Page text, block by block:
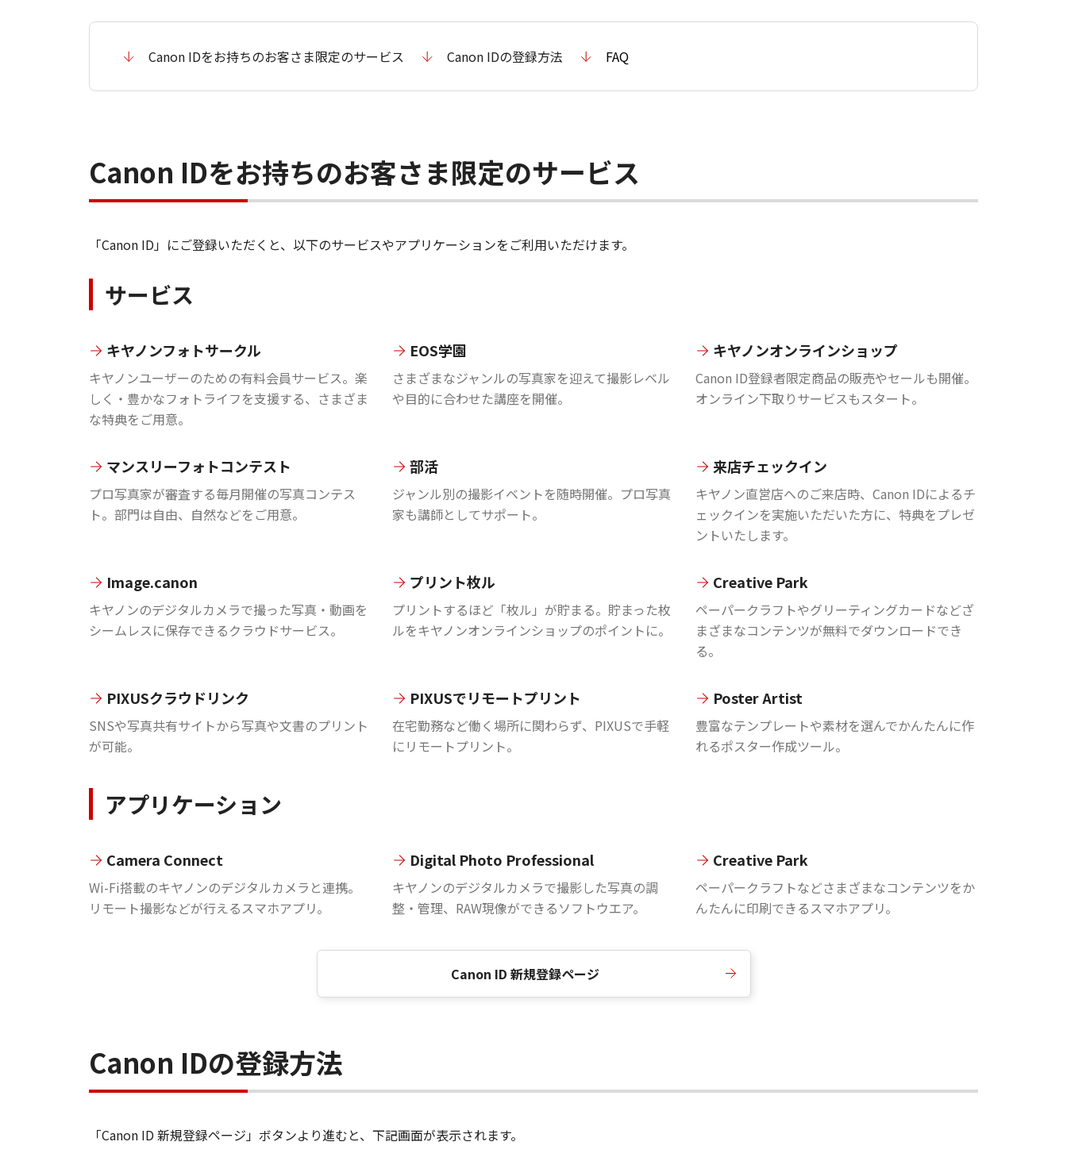
Canon IDをお持ちのお客さま限定のサービス Canon IDの登録方法 FAQ
Canon IDをお持ちのお客さま限定のサービス
「Canon ID」にご登録いただくと、以下のサービスやアプリケーションをご利用いただけます。
サービス
キヤノンフォトサークル
キヤノンユーザーのための有料会員サービス。楽
しく・豊かなフォトライフを支援する、さまざま
な特典をご用意。
EOS学園
さまざまなジャンルの写真家を迎えて撮影レベル
や目的に合わせた講座を開催。
キヤノンオンラインショップ
Canon ID登録者限定商品の販売やセールも開催。
オンライン下取りサービスもスタート。
マンスリーフォトコンテスト
プロ写真家が審査する毎月開催の写真コンテス
ト。部門は自由、自然などをご用意。
部活
ジャンル別の撮影イベントを随時開催。プロ写真
家も講師としてサポート。
来店チェックイン
キヤノン直営店へのご来店時、Canon IDによるチ
ェックインを実施いただいた方に、特典をプレゼ
ントいたします。
Image.canon
キヤノンのデジタルカメラで撮った写真・動画を
シームレスに保存できるクラウドサービス。
プリント枚ル
プリントするほど「枚ル」が貯まる。貯まった枚
ルをキヤノンオンラインショップのポイントに。
Creative Park
ペーパークラフトやグリーティングカードなどざ
まざまなコンテンツが無料でダウンロードでき
る。
PIXUSクラウドリンク
SNSや写真共有サイトから写真や文書のプリント
が可能。
PIXUSでリモートプリント
在宅勤務など働く場所に関わらず、PIXUSで手軽
にリモートプリント。
Poster Artist
豊富なテンプレートや素材を選んでかんたんに作
れるポスター作成ツール。
アプリケーション
Camera Connect
Wi-Fi搭載のキヤノンのデジタルカメラと連携。
リモート撮影などが行えるスマホアプリ。
Digital Photo Professional
キヤノンのデジタルカメラで撮影した写真の調
整・管理、RAW現像ができるソフトウエア。
Creative Park
ペーパークラフトなどさまざまなコンテンツをか
んたんに印刷できるスマホアプリ。
Canon ID 新規登録ページ
Canon IDの登録方法
「Canon ID 新規登録ページ」ボタンより進むと、下記画面が表示されます。